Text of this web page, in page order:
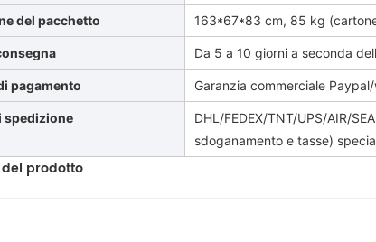
del pacchetto 163*67*83 cm, 85 kg
Da 5 a 10 giorni a seconda
pagamento Garanzia commerciale
spedizione
DHL/FEDEX/TNT/UPS/AIR/
sdoganamento e tasse)
prodotto